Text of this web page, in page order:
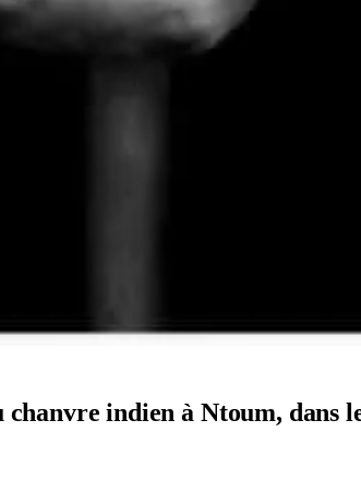
indien à Ntoum, dans